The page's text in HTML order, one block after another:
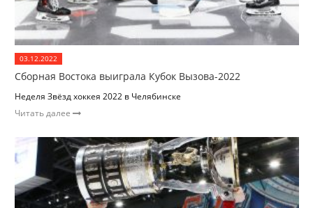
03.12.2022
Сборная Востока выиграла Кубок Вызова-2022
Неделя Звёзд хоккея 2022 в Челябинске
Читать далее